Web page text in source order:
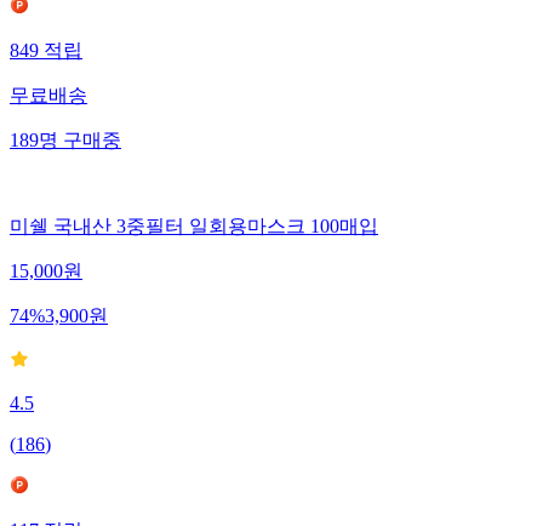
849적립
무료배송
189명구매중
미쉘 국내산 3중필터 일회용마스크 100매입
15,000원
74%3,900원
4.5
(186)